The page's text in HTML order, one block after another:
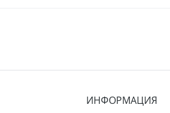
ИНФОРМАЦИЯ